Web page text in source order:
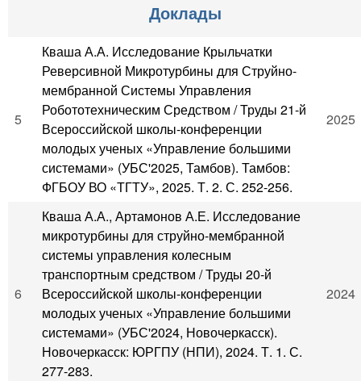
Доклады
5
Кваша А.А. Исследование Крыльчатки
Реверсивной Микротурбины для Струйно-
мембранной Системы Управления
Робототехническим Средством / Труды 21-й
Всероссийской школы-конференции
молодых ученых «Управление большими
системами» (УБС'2025, Тамбов). Тамбов:
ФГБОУ ВО «ТГТУ», 2025. Т. 2. С. 252-256.
2025
6
Кваша А.А., Артамонов А.Е. Исследование
микротурбины для струйно-мембранной
системы управления колесным
транспортным средством / Труды 20-й
Всероссийской школы-конференции
молодых ученых «Управление большими
системами» (УБС'2024, Новочеркасск).
Новочеркасск: ЮРГПУ (НПИ), 2024. Т. 1. С.
277-283.
2024